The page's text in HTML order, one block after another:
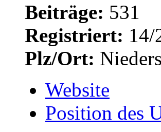
Beiträge: 531
Registriert: 14/
Plz/Ort:
Website
Position des